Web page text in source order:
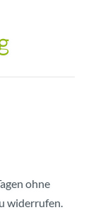
ohne
widerrufen.